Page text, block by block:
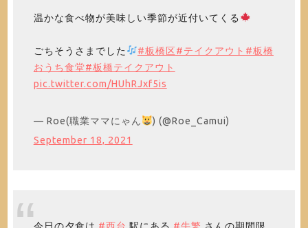
温かな食べ物が美味しい季節が近付いてくる
ごちそうさまでした #板橋区#テイクアウト #板橋
おうち食堂#板橋テイクアウト
pic.twitter.com/HUhRJxf5is
— Roe(職業ママにゃん
) (@Roe_Camui)
September 18, 2021
今日の夕食は #西台 駅にある #牛繁 さんの期間限